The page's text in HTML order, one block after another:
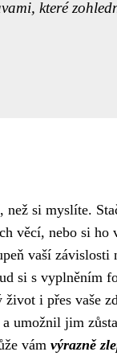
které
než si myslíte.
věcí, nebo si
vaší závislosti
si s vyplněním
i přes vaše
jim
vám výrazně